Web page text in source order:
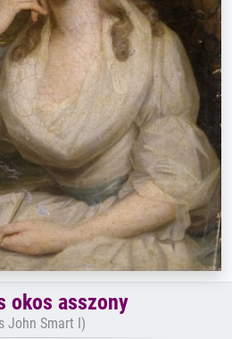
okos asszony
John Smart I)